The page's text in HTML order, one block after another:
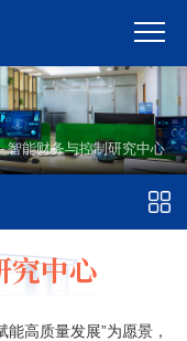
-智能财务与控制研究中心
究中心
高质量发展”为愿景，